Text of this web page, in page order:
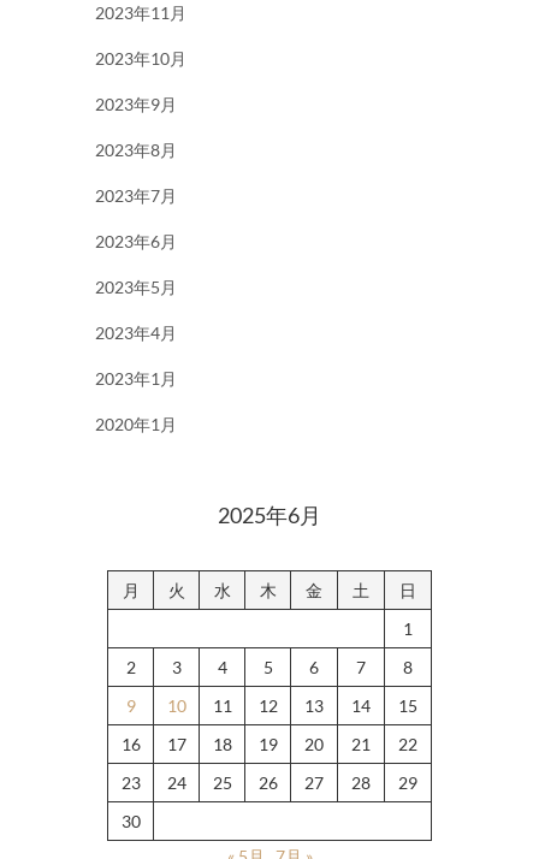
2023年11月
2023年10月
2023年9月
2023年8月
2023年7月
2023年6月
2023年5月
2023年4月
2023年1月
2020年1月
2025年6月
月 火 水 木 金 土
日
1
2
3 4 5 6 7
8
9
10 11 12 13 14
15
16
17 18 19 20 21
22
23
24 25 26 27 28
29
30